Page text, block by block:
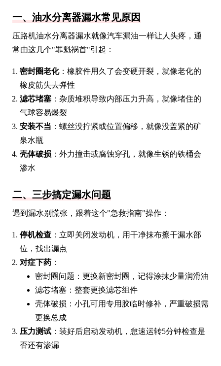
一、油水分离器漏水常见原因
压路机油水分离器漏水就像汽车漏油一样让人头疼，通
常由这几个"罪魁祸首"引起：
密封圈老化：橡胶件用久了会变硬开裂，就像老化的
橡皮筋失去弹性
滤芯堵塞 ：杂质堆积导致内部压力升高，就像堵住的
气球容易爆裂
安装不当 ：螺丝没拧紧或位置偏移，就像没盖紧的矿
泉水瓶
壳体破损 ：外力撞击或腐蚀穿孔，就像生锈的铁桶会
渗水
二、三步搞定漏水问题
遇到漏水别慌张，跟着这个"急救指南"操作：
停机检查 ：立即关闭发动机，用干净抹布擦干漏水部
位，找出漏点
对症下药 ：
密封圈问题：更换新密封圈，记得涂抹少量润滑油
滤芯堵塞：整套更换滤芯组件
壳体破损：小孔可用专用胶临时修补，严重破损需
更换总成
压力测试 ：装好后启动发动机，怠速运转5分钟检查是
否还有渗漏